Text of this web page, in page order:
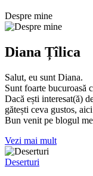
Despre mine
Diana Țîlica
Salut, eu sunt Diana.
Sunt foarte bucuroasă
Dacă ești interesat(ă)
gătești ceva gustos,
Bun venit pe blogul
Vezi mai mult
Deserturi